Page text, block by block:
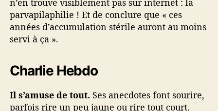
n’en trouve visiblement pas sur internet : la
parvapilaphilie ! Et de conclure que « ces
années d’accumulation stérile auront au moins
servi à ça ».
Charlie Hebdo
Il s’amuse de tout. Ses anecdotes font sourire,
parfois rire un peu jaune ou rire tout court.